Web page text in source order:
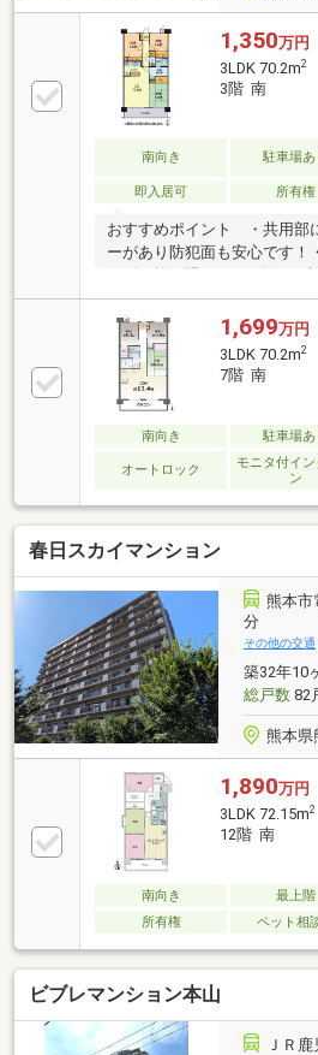
1,350万円
3LDK 70.2m2
3階 南
南向き 駐車場あ
即入居可
所有権
おすすめポイント ・共用部
ーがあり防犯面も安心です！
にゴミ捨て場あり♪・人気の
通し良好♪・70.20㎡とゆとり
ストイレ別の間取りです♪・
場確保可！ご自身でリノベ
すめの物件！リフォームのご
で、好きな設備や壁紙を選び
も可能です！都心部近郊であ
境！熊本駅隣接の蓮台寺で新
てはいかがでしょうか？いつ
お気軽にお問い合わせくださ
1,699万円
3LDK 70.2m2
7階 南
南向き 駐車場あ
オートロック
モニタ付イ
ン
春日スカイマンション
熊本市
分
その他の交通
築32年10
総戸数82
熊本県
1,890万円
3LDK 72.15m2
12階 南
南向き 最上階
所有権
ペット相
ビブレマンション本山
ＪＲ